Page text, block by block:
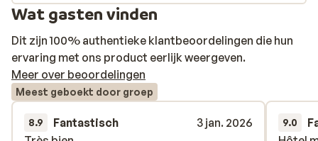
Wat gasten vinden
Dit zijn 100% authentieke klantbeoordelingen die hun
ervaring met ons product eerlijk weergeven.
Meer over beoordelingen
Meest geboekt door groep
8.9 Fantastisch
3 jan. 2026
9.0